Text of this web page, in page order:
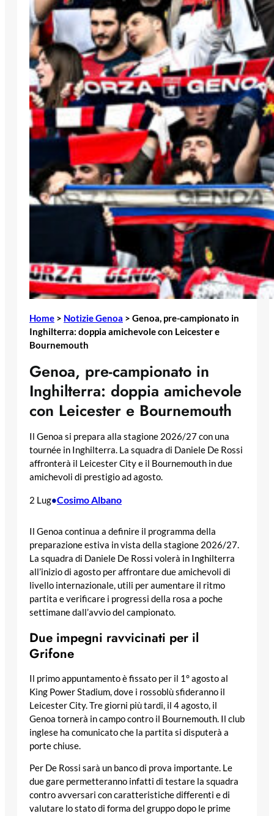
Home > Notizie Genoa > Genoa, pre-campionato in
Inghilterra: doppia amichevole con Leicester e
Bournemouth
Genoa, pre-campionato in
Inghilterra: doppia amichevole
con Leicester e Bournemouth
Il Genoa si prepara alla stagione 2026/27 con una
tournée in Inghilterra. La squadra di Daniele De Rossi
affronterà il Leicester City e il Bournemouth in due
amichevoli di prestigio ad agosto.
2 Lug•Cosimo Albano
Il Genoa continua a definire il programma della
preparazione estiva in vista della stagione 2026/27.
La squadra di Daniele De Rossi volerà in Inghilterra
all’inizio di agosto per affrontare due amichevoli di
livello internazionale, utili per aumentare il ritmo
partita e verificare i progressi della rosa a poche
settimane dall’avvio del campionato.
Due impegni ravvicinati per il
Grifone
Il primo appuntamento è fissato per il 1° agosto al
King Power Stadium, dove i rossoblù sfideranno il
Leicester City. Tre giorni più tardi, il 4 agosto, il
Genoa tornerà in campo contro il Bournemouth. Il club
inglese ha comunicato che la partita si disputerà a
porte chiuse.
Per De Rossi sarà un banco di prova importante. Le
due gare permetteranno infatti di testare la squadra
contro avversari con caratteristiche differenti e di
valutare lo stato di forma del gruppo dopo le prime